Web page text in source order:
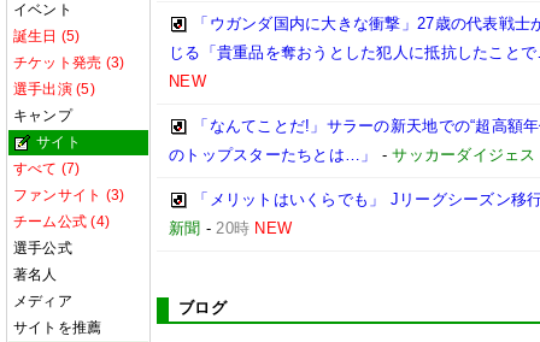
イベント
誕生日 (5)
チケット発売 (3)
選手出演 (5)
キャンプ
サイト
すべて (7)
ファンサイト (3)
チーム公式 (4)
選手公式
著名人
メディア
サイトを推薦
「ウガンダ国内に大きな衝撃」27歳の代表戦
じる「貴重品を奪おうとした犯人に抵抗したこと
NEW
「なんてことだ!」サラーの新天地での“超高額
のトップスターたちとは…」
-サッカーダイジェ
「メリットはいくらでも」 Jリーグシーズン移
新聞 -20時 NEW
ブログ